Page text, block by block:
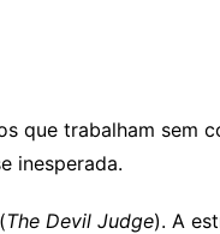
que trabalham sem
inesperada.
The Devil Judge). A